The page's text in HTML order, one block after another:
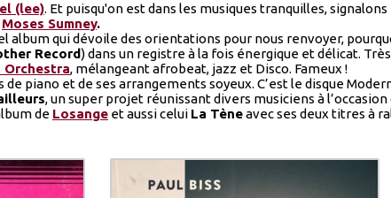
(lee). Et puisqu'on est dans les musiques tranquilles,
Moses Sumney.
qui dévoile des orientations pour nous renvoyer,
Record) dans un registre à la fois énergique et délicat.
Orchestra, mélangeant afrobeat, jazz et Disco. Fameux !
piano et de ses arrangements soyeux. C’est le disque
, un super projet réunissant divers musiciens à l’occasion
de Losange et aussi celui La Tèneavec ses deux titres à